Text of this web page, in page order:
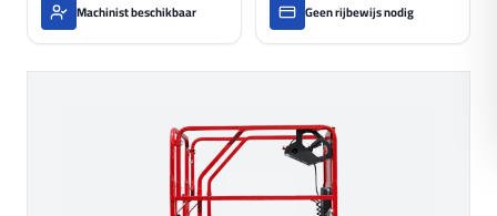
Machinist beschikbaar Geen rijbewijs nodig